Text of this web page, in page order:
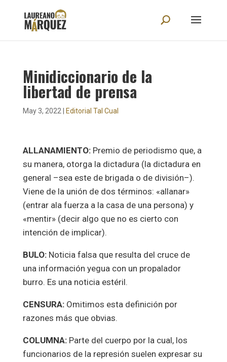
Minidiccionario de la
libertad de prensa
May 3, 2022 Editorial Tal Cual
ALLANAMIENTO: Premio de periodismo que, a
su manera, otorga la dictadura (la dictadura en
general –sea este de brigada o de división–).
Viene de la unión de dos términos: «allanar»
(entrar ala fuerza a la casa de una persona) y
«mentir» (decir algo que no es cierto con
intención de implicar).
BULO:Noticia falsa que resulta del cruce de
una información yegua con un propalador
burro. Es una noticia estéril.
CENSURA:Omitimos esta definición por
razones más que obvias.
COLUMNA:Parte del cuerpo por la cual, los
funcionarios de la represión suelen expresar su